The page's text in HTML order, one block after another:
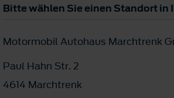
Bitte wählen Sie einen Standort in
Motormobil Autohaus Marchtrenk
Paul Hahn Str. 2
4614 Marchtrenk